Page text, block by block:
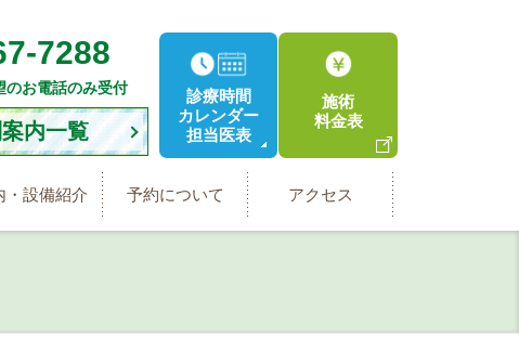
7288
のお電話のみ受付
内一覧
診療時間
カレンダー
担当医表
施術
料金表
・設備紹介 予約について アクセス